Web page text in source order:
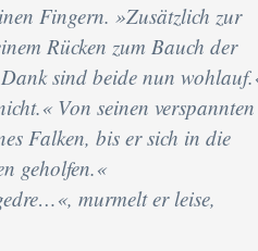
Fingern. »Zusätzlich zur
Rücken zum Bauch der
sind beide nun
Von seinen verspannten
Falken, bis er sich in die
geholfen.«
murmelt er leise,